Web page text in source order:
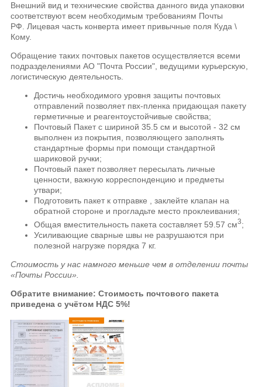
Внешний вид и технические свойства данного вида упаковки
соответствуют всем необходимым требованиям Почты
РФ. Лицевая часть конверта имеет привычные поля Куда \
Кому.
Обращение таких почтовых пакетов осуществляется всеми
подразделениями АО "Почта России", ведущими курьерскую,
логистическую деятельность.
Достичь необходимого уровня защиты почтовых
отправлений позволяет пвх-пленка придающая пакету
герметичные и реагентоустойчивые свойства;
Почтовый Пакет с шириной 35.5 см и высотой - 32 см
выполнен из покрытия, позволяющего заполнять
стандартные формы при помощи стандартной
шариковой ручки;
Почтовый пакет позволяет пересылать личные
ценности, важную корреспонденцию и предметы
утвари;
Подготовить пакет к отправке , заклейте клапан на
обратной стороне и прогладьте место проклеивания;
Общая вместительность пакета составляет 59.57 см3;
Усиливающие сварные швы не разрушаются при
полезной нагрузке порядка 7 кг.
Стоимость у нас намного меньше чем в отделении почты
«Почты России».
Обратите внимание: Стоимость почтового пакета
приведена с учётом НДС 5%!